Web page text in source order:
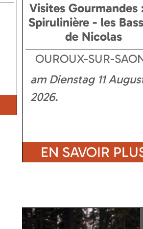
Visites Gourmandes
Spirulinière - les
de Nicolas
OUROUX-SUR-
am Dienstag 11
2026
EN SAVOIR